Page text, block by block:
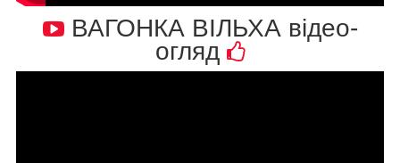
ВАГОНКА ВІЛЬХА відео-
огляд